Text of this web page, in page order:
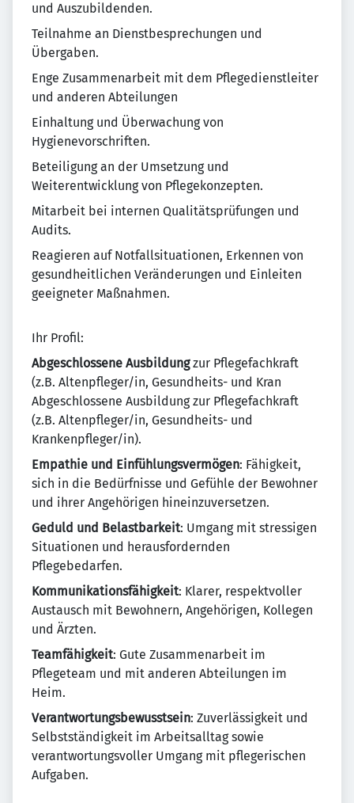
und Auszubildenden.
Teilnahme an Dienstbesprechungen und
Übergaben.
Enge Zusammenarbeit mit dem Pflegedienstleiter
und anderen Abteilungen
Einhaltung und Überwachung von
Hygienevorschriften.
Beteiligung an der Umsetzung und
Weiterentwicklung von Pflegekonzepten.
Mitarbeit bei internen Qualitätsprüfungen und
Audits.
Reagieren auf Notfallsituationen, Erkennen von
gesundheitlichen Veränderungen und Einleiten
geeigneter Maßnahmen.
Ihr Profil:
Abgeschlossene Ausbildungzur Pflegefachkraft
(z.B. Altenpfleger/in, Gesundheits- und Kran
Abgeschlossene Ausbildung zur Pflegefachkraft
(z.B. Altenpfleger/in, Gesundheits- und
Krankenpfleger/in).
Empathie und Einfühlungsvermögen: Fähigkeit,
sich in die Bedürfnisse und Gefühle der Bewohner
und ihrer Angehörigen hineinzuversetzen.
Geduld und Belastbarkeit: Umgang mit stressigen
Situationen und herausfordernden
Pflegebedarfen.
Kommunikationsfähigkeit: Klarer, respektvoller
Austausch mit Bewohnern, Angehörigen, Kollegen
und Ärzten.
Teamfähigkeit: Gute Zusammenarbeit im
Pflegeteam und mit anderen Abteilungen im
Heim.
Verantwortungsbewusstsein: Zuverlässigkeit und
Selbstständigkeit im Arbeitsalltag sowie
verantwortungsvoller Umgang mit pflegerischen
Aufgaben.